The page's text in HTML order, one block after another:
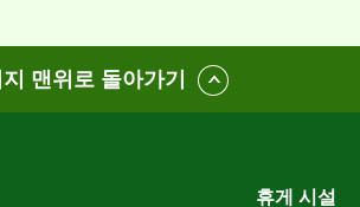
맨위로 돌아가기
휴게 시설